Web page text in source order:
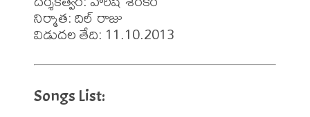
నిర్మాత: దిల్ రాజు
విడుదల తేది: 11.10.2013